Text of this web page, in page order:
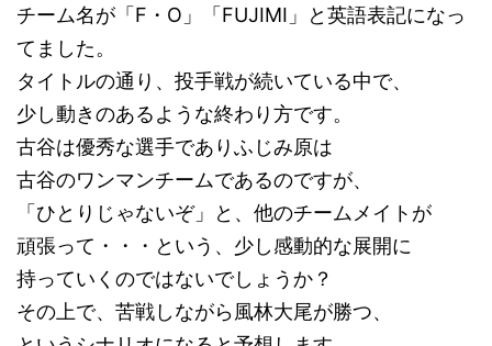
チーム名が「F・O」「FUJIMI」と英語表記になっ
てました。
タイトルの通り、投手戦が続いている中で、
少し動きのあるような終わり方です。
古谷は優秀な選手でありふじみ原は
古谷のワンマンチームであるのですが、
「ひとりじゃないぞ」と、他のチームメイトが
頑張って・・・という、少し感動的な展開に
持っていくのではないでしょうか？
その上で、苦戦しながら風林大尾が勝つ、